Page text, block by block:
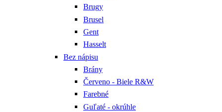
Brugy
Brusel
Gent
Hasselt
Bez nápisu
Brány
Červeno - Biele R&W
Farebné
Guľaté - okrúhle